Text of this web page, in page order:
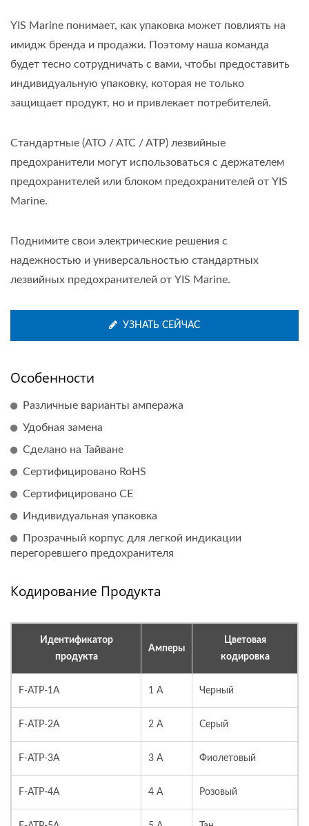
YIS Marine понимает, как упаковка может повлиять на
имидж бренда и продажи. Поэтому наша команда
будет тесно сотрудничать с вами, чтобы предоставить
индивидуальную упаковку, которая не только
защищает продукт, но и привлекает потребителей.
Стандартные (ATO / ATC / ATP) лезвийные
предохранители могут использоваться с держателем
предохранителей или блоком предохранителей от YIS
Marine.
Поднимите свои электрические решения с
надежностью и универсальностью стандартных
лезвийных предохранителей от YIS Marine.
УЗНАТЬ СЕЙЧАС
Особенности
Различные варианты ампеража
Удобная замена
Сделано на Тайване
Сертифицировано RoHS
Сертифицировано CE
Индивидуальная упаковка
Прозрачный корпус для легкой индикации
перегоревшего предохранителя
Кодирование Продукта
Идентификатор
продукта
Амперы
Цветовая
кодировка
F-ATP-1A 1 A Черный
F-ATP-2A 2 А Серый
F-ATP-3A 3 A Фиолетовый
F-ATP-4A 4 A Розовый